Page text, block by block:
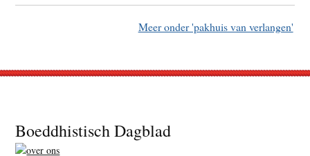
Meer onder 'pakhuis van verlangen'
Footer
Boeddhistisch Dagblad